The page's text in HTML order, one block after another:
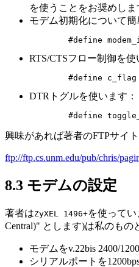
を使うことをお奨めし
モデム初期化について
RTS/CTSフロー制御を使
DTRトグルを使います：
興味があれば著者のFTPサイト
ftp://ftp.cs.unm.edu/pub/chris/
8.3 モデムの設定
著者はZyXEL 1496+を使って
Central)" とします)は私のも
モデムをv.22bis 2400/
シリアルポートを